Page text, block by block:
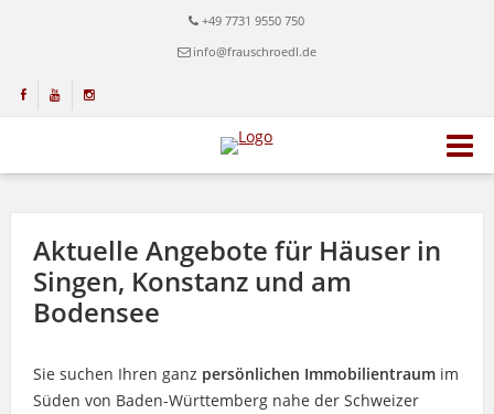
+49 7731 9550 750
info@frauschroedl.de
Aktuelle Angebote für Häuser in
Singen, Konstanz und am
Bodensee
Sie suchen Ihren ganz persönlichen Immobilientraumim
Süden von Baden-Württemberg nahe der Schweizer